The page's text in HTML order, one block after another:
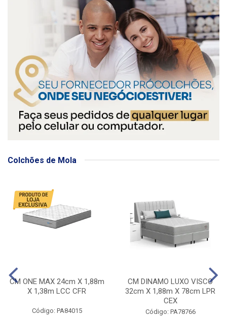
Colchões de Mola
CM ONE MAX 24cm X 1,88m
X 1,38m LCC CFR
Código: PA84015
CM DINAMO LUXO VISCO
32cm X 1,88m X 78cm LPR
CEX
Código: PA78766